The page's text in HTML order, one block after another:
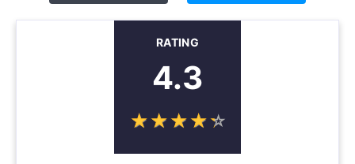
RATING
4.3
☆☆☆☆☆
★★★★★